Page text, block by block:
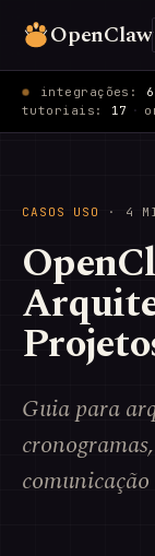
OpenClaw
integrações:
tutoriais: 17 ·
CASOS USO · 4
Guia para